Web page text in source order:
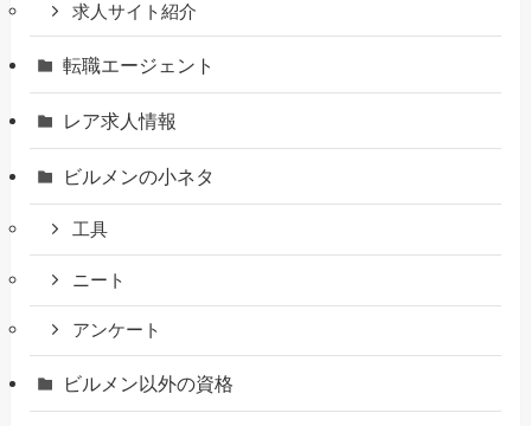
求人サイト紹介
転職エージェント
レア求人情報
ビルメンの小ネタ
工具
ニート
アンケート
ビルメン以外の資格